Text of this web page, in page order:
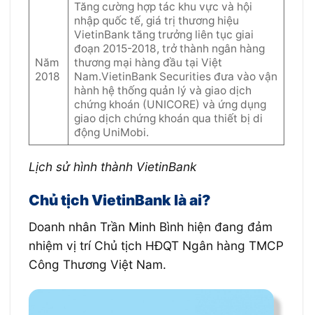
Năm
2018
Tăng cường hợp tác khu vực và hội
nhập quốc tế, giá trị thương hiệu
VietinBank tăng trưởng liên tục giai
đoạn 2015-2018, trở thành ngân hàng
thương mại hàng đầu tại Việt
Nam.VietinBank Securities đưa vào vận
hành hệ thống quản lý và giao dịch
chứng khoán (UNICORE) và ứng dụng
giao dịch chứng khoán qua thiết bị di
động UniMobi.
Lịch sử hình thành VietinBank
Chủ tịch VietinBank là ai?
Doanh nhân Trần Minh Bình hiện đang đảm
nhiệm vị trí Chủ tịch HĐQT Ngân hàng TMCP
Công Thương Việt Nam.